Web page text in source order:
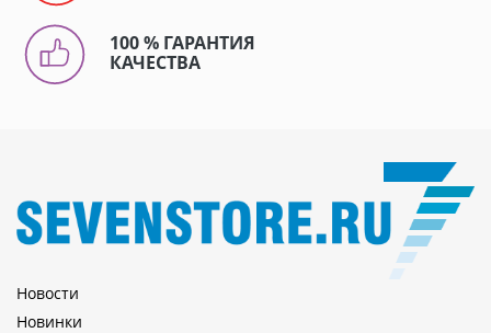
100 % ГАРАНТИЯ
КАЧЕСТВА
Новости
Новинки